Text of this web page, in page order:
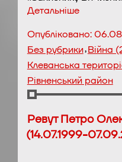
Детальніше
Опубліковано:
Без рубрики,Війна
Клеванська
Рівненський район
Ревут Петро
(14.07.1999-